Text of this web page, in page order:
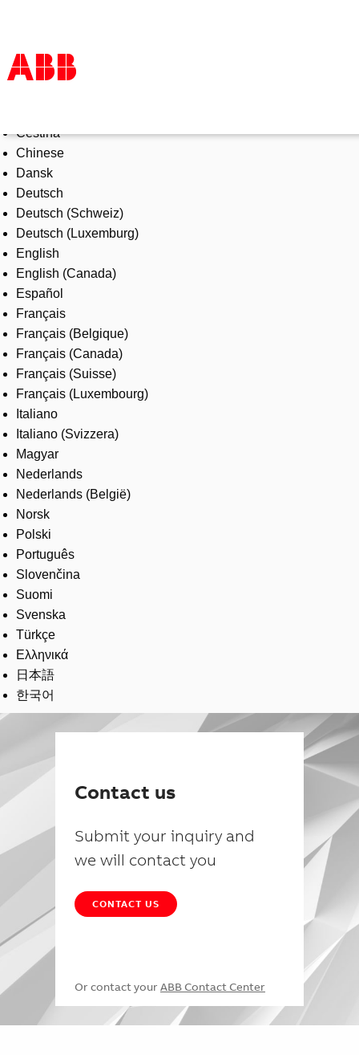
Products & Solutions
Industries
Services
About us
Where to buy
Contact us
Careers
Čeština
Chinese
Dansk
Deutsch
Deutsch (Schweiz)
Deutsch (Luxemburg)
English
English (Canada)
Español
Français
Français (Belgique)
Français (Canada)
Français (Suisse)
Français (Luxembourg)
Italiano
Italiano (Svizzera)
Magyar
Nederlands
Nederlands (België)
Norsk
Polski
Português
Slovenčina
Suomi
Svenska
Türkçe
Ελληνικά
日本語
한국어
Contact us
Submit your inquiry and
we will contact you
CONTACT US
Or contact your ABB Contact Center